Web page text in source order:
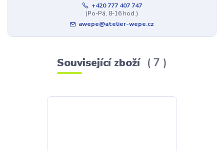
+420 777 407 747
(Po-Pá, 8-16 hod.)
awepe@atelier-wepe.cz
Související zboží 7